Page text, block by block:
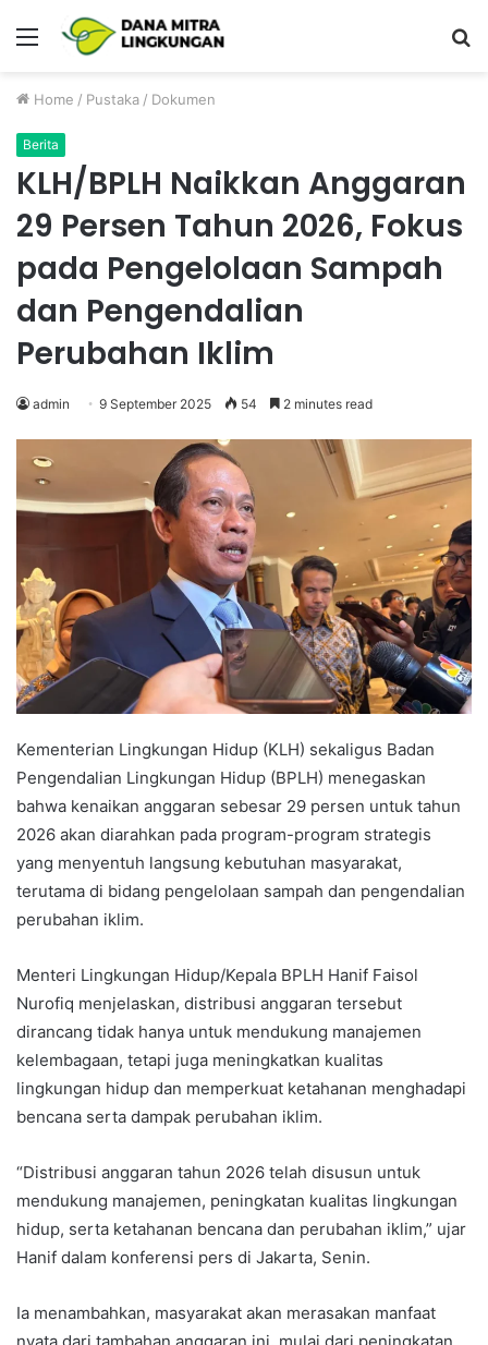
Menu
Home / Pustaka / Dokumen
Berita
KLH/BPLH Naikkan Anggaran
29 Persen Tahun 2026, Fokus
pada Pengelolaan Sampah
dan Pengendalian
Perubahan Iklim
admin 9 September 2025 54 2 minutes read
Kementerian Lingkungan Hidup (KLH) sekaligus Badan
Pengendalian Lingkungan Hidup (BPLH) menegaskan
bahwa kenaikan anggaran sebesar 29 persen untuk tahun
2026 akan diarahkan pada program-program strategis
yang menyentuh langsung kebutuhan masyarakat,
terutama di bidang pengelolaan sampah dan pengendalian
perubahan iklim.
Menteri Lingkungan Hidup/Kepala BPLH Hanif Faisol
Nurofiq menjelaskan, distribusi anggaran tersebut
dirancang tidak hanya untuk mendukung manajemen
kelembagaan, tetapi juga meningkatkan kualitas
lingkungan hidup dan memperkuat ketahanan menghadapi
bencana serta dampak perubahan iklim.
“Distribusi anggaran tahun 2026 telah disusun untuk
mendukung manajemen, peningkatan kualitas lingkungan
hidup, serta ketahanan bencana dan perubahan iklim,” ujar
Hanif dalam konferensi pers di Jakarta, Senin.
Ia menambahkan, masyarakat akan merasakan manfaat
nyata dari tambahan anggaran ini, mulai dari peningkatan